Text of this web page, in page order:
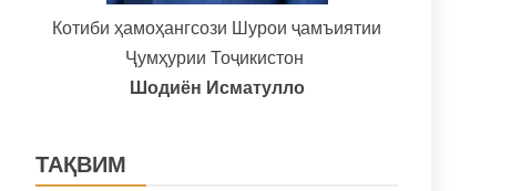
Котиби ҳамоҳангсози Шурои ҷамъиятии
Ҷумҳурии Тоҷикистон
Шодиён Исматулло
ТАҚВИМ